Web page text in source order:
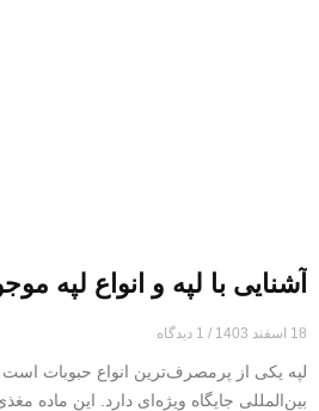
آشنایی با لپه و انواع لپه
18 اسفند 1403
لپه یکی از پرمصرف‌ترین انواع حبوبات است
بین‌المللی جایگاه ویژه‌ای دارد. این ماده